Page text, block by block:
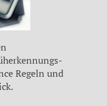
Regeln und